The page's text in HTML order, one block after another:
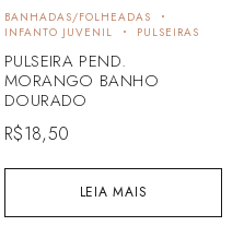
LEIA MAIS
BANHADAS/FOLHEADAS
INFANTO JUVENIL
PULSEIRAS
PULSEIRA PEND.
MORANGO BANHO
DOURADO
R$18,50